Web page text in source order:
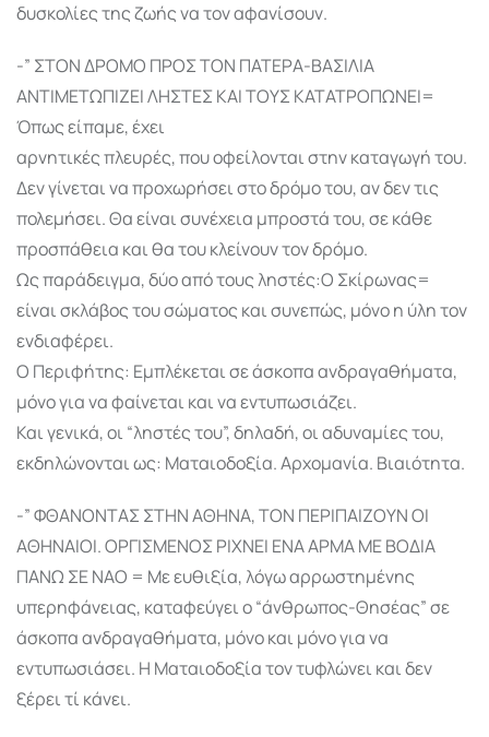
δυσκολίες της ζωής να τον αφανίσουν.
-” ΣΤΟΝ ΔΡΟΜΟ ΠΡΟΣ ΤΟΝ ΠΑΤΕΡΑ-ΒΑΣΙΛΙΑ
ΑΝΤΙΜΕΤΩΠΙΖΕΙ ΛΗΣΤΕΣ ΚΑΙ ΤΟΥΣ ΚΑΤΑΤΡΟΠΩΝΕΙ=
Όπως είπαμε, έχει
αρνητικές πλευρές, που οφείλονται στην καταγωγή του.
Δεν γίνεται να προχωρήσει στο δρόμο του, αν δεν τις
πολεμήσει. Θα είναι συνέχεια μπροστά του, σε κάθε
προσπάθεια και θα του κλείνουν τον δρόμο.
Ως παράδειγμα, δύο από τους ληστές:Ο Σκίρωνας=
είναι σκλάβος του σώματος και συνεπώς, μόνο η ύλη τον
ενδιαφέρει.
Ο Περιφήτης: Εμπλέκεται σε άσκοπα ανδραγαθήματα,
μόνο για να φαίνεται και να εντυπωσιάζει.
Και γενικά, οι “ληστές του”, δηλαδή, οι αδυναμίες του,
εκδηλώνονται ως: Ματαιοδοξία. Αρχομανία. Βιαιότητα.
-” ΦΘΑΝΟΝΤΑΣ ΣΤΗΝ ΑΘΗΝΑ, ΤΟΝ ΠΕΡΙΠΑΙΖΟΥΝ ΟΙ
ΑΘΗΝΑΙΟΙ. ΟΡΓΙΣΜΕΝΟΣ ΡΙΧΝΕΙ ΕΝΑ ΑΡΜΑ ΜΕ ΒΟΔΙΑ
ΠΑΝΩ ΣΕ ΝΑΟ = Με ευθιξία, λόγω αρρωστημένης
υπερηφάνειας, καταφεύγει ο “άνθρωπος-Θησέας” σε
άσκοπα ανδραγαθήματα, μόνο και μόνο για να
εντυπωσιάσει. Η Ματαιοδοξία τον τυφλώνει και δεν
ξέρει τί κάνει.